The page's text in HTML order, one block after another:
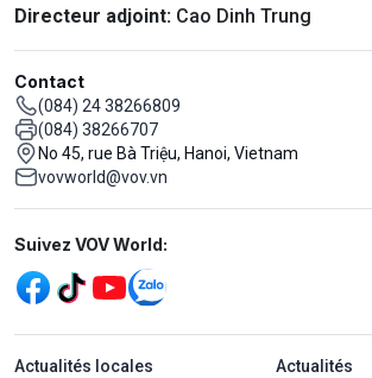
Directeur adjoint: Cao Dinh Trung
Contact
(084) 24 38266809
(084) 38266707
No 45, rue Bà Triệu, Hanoi, Vietnam
vovworld@vov.vn
Mạng xã hội
Suivez VOV World:
menu footer tiếng Pháp
Actualités locales Actualités